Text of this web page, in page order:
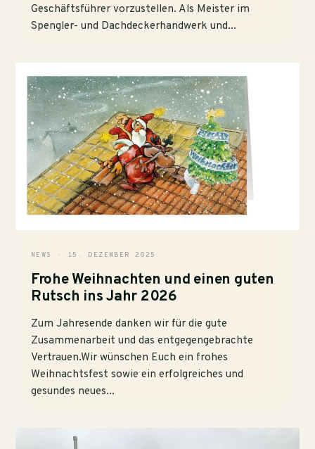
Geschäftsführer vorzustellen. Als Meister im
Spengler- und Dachdeckerhandwerk und...
NEWS · 15. DEZEMBER 2025
Frohe Weihnachten und einen guten
Rutsch ins Jahr 2026
Zum Jahresende danken wir für die gute
Zusammenarbeit und das entgegengebrachte
Vertrauen.Wir wünschen Euch ein frohes
Weihnachtsfest sowie ein erfolgreiches und
gesundes neues...